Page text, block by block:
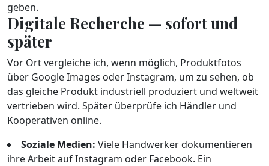
geben.
Digitale Recherche — sofort und
später
Vor Ort vergleiche ich, wenn möglich, Produktfotos
über Google Images oder Instagram, um zu sehen, ob
das gleiche Produkt industriell produziert und weltweit
vertrieben wird. Später überprüfe ich Händler und
Kooperativen online.
Soziale Medien: Viele Handwerker dokumentieren
ihre Arbeit auf Instagram oder Facebook. Ein